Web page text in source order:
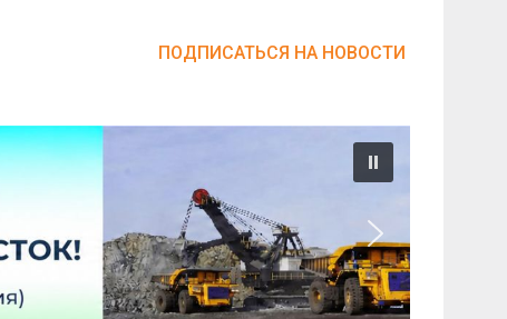
ПОДПИСАТЬСЯ НА НОВОСТИ